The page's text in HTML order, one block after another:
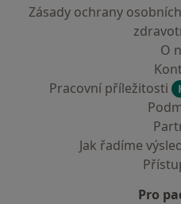
Zásady ochrany
O
Pracovní příležitosti
Jak řadíme
Pro